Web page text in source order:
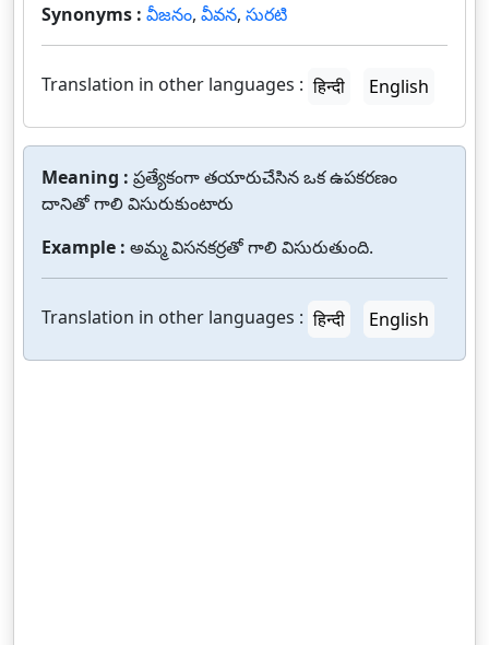
Synonyms : వీజనం, వీవన, సురటి
Translation in other languages : हिन्दी English
Meaning : ప్రత్యేకంగా తయారుచేసిన ఒక ఉపకరణం
దానితో గాలి విసురుకుంటారు
Example : అమ్మ విసనకర్రతో గాలి విసురుతుంది.
Translation in other languages : हिन्दी English